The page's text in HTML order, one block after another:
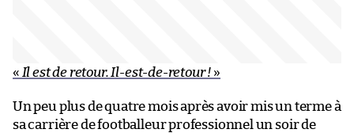
« Il est de retour. Il-est-de-retour ! »
Un peu plus de quatre mois après avoir mis un terme à
sa carrière de footballeur professionnel un soir de